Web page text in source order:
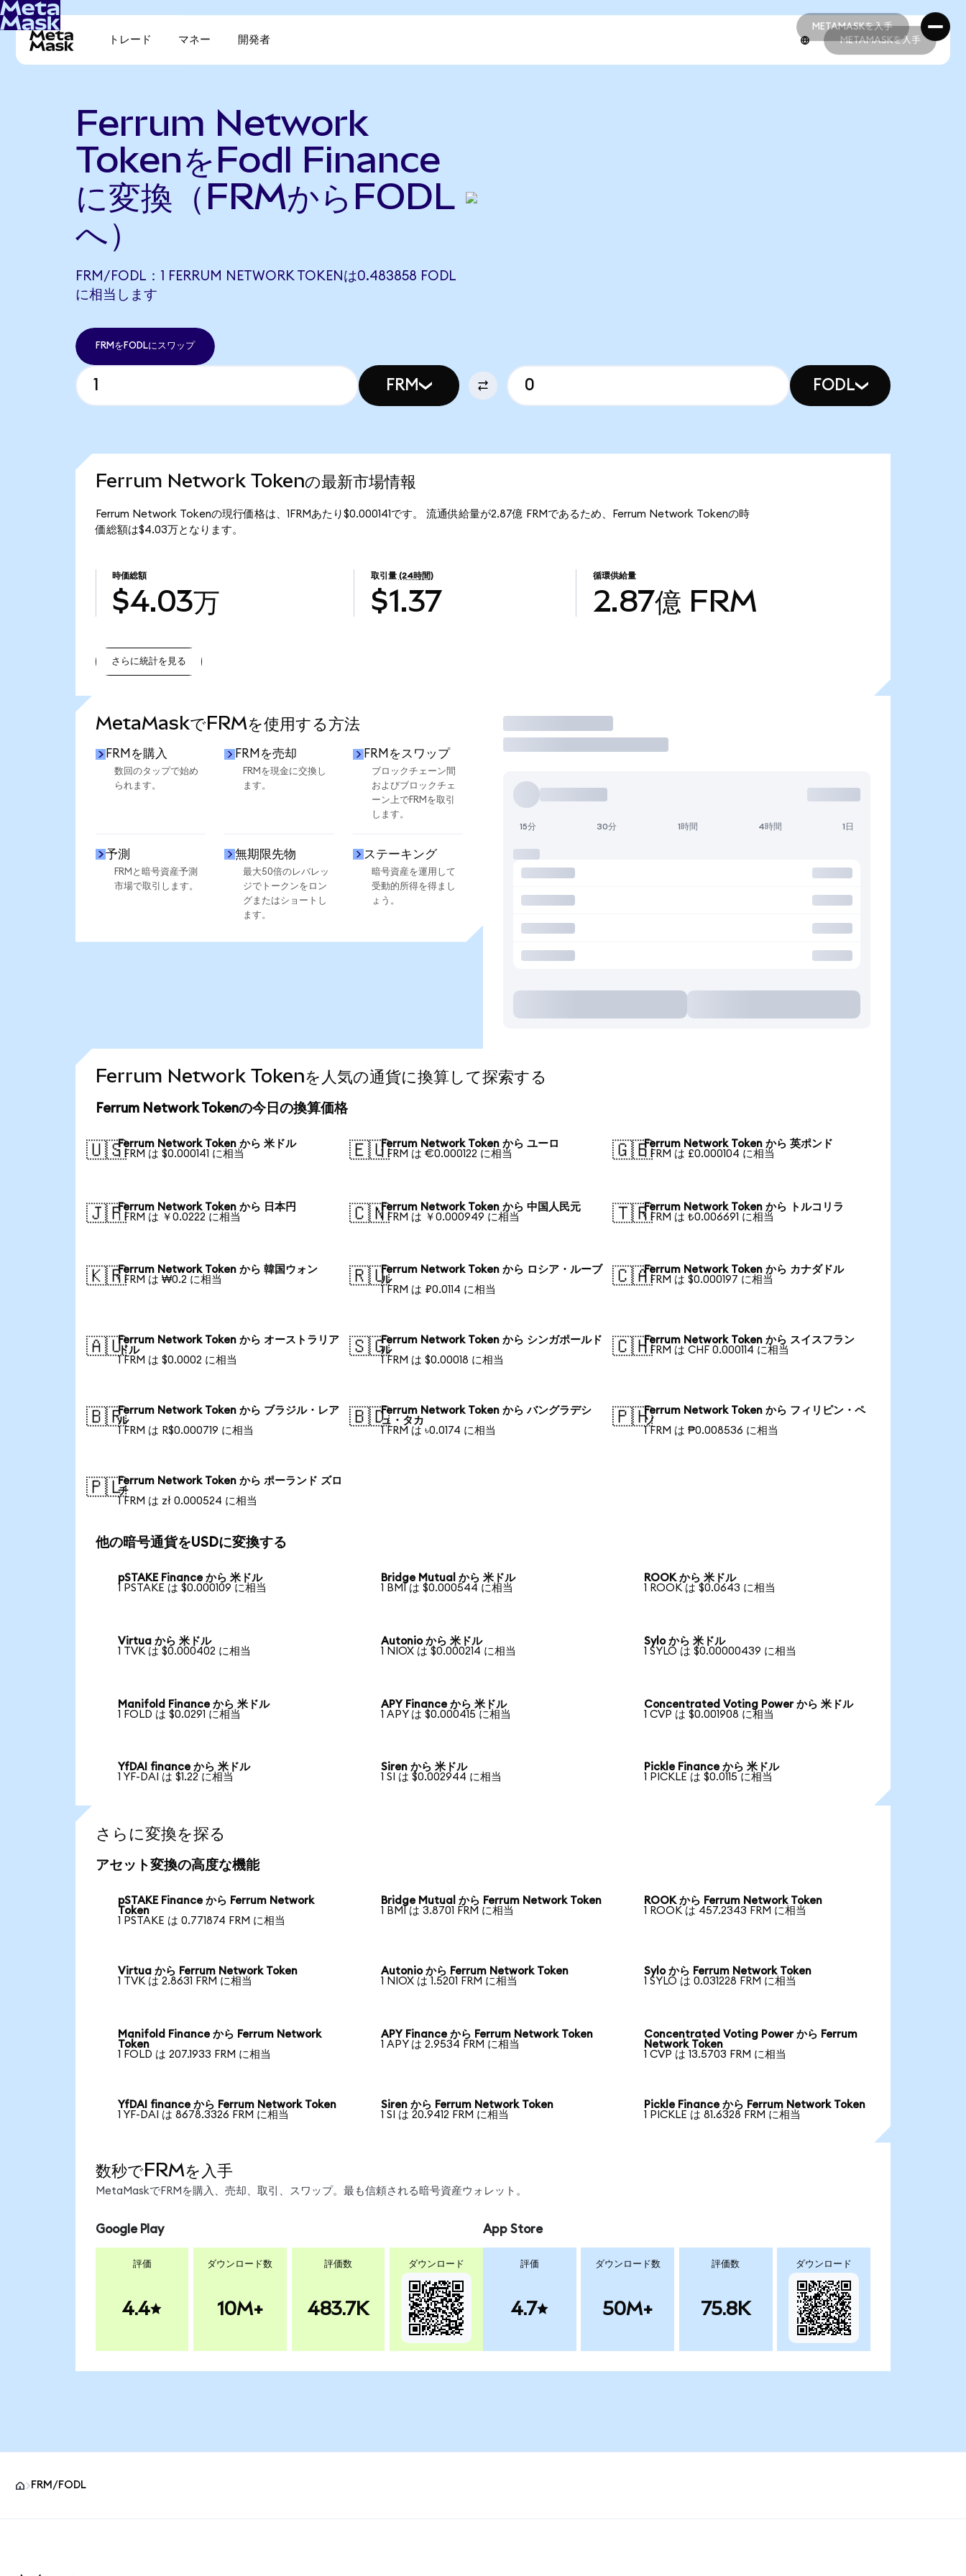
METAMASKを入手
METAMASKを入手
トレード マネー 開発者 METAMASKを入手
Ferrum Network
TokenをFodl Finance
に変換（FRMからFODL
へ）
FRM/FODL：1 FERRUM NETWORK TOKENは0.483858 FODL
に相当します
FRMをFODLにスワップ
FRM FODL
Ferrum Network Tokenの最新市場情報
Ferrum Network Tokenの現行価格は、1FRMあたり$0.000141です。 流通供給量が2.87億 FRMであるため、Ferrum Network Tokenの時
価総額は$4.03万となります。
時価総額
$4.03万
取引量 (24時間)
$1.37
循環供給量
2.87億 FRM
さらに統計を見る
MetaMaskでFRMを使用する方法
FRMを購入
数回のタップで始め
られます。
FRMを売却
FRMを現金に交換し
ます。
FRMをスワップ
ブロックチェーン間
およびブロックチェ
ーン上でFRMを取引
します。
予測
FRMと暗号資産予測
市場で取引します。
無期限先物
最大50倍のレバレッ
ジでトークンをロン
グまたはショートし
ます。
ステーキング
暗号資産を運用して
受動的所得を得まし
ょう。
取引
15分 30分 1時間 4時間 1日
Ferrum Network Tokenを人気の通貨に換算して探索する
Ferrum Network Tokenの今日の換算価格
🇺🇸Ferrum Network Token から 米ドル
1 FRM は $0.000141 に相当
🇪🇺Ferrum Network Token から ユーロ
1 FRM は €0.000122 に相当
🇬🇧Ferrum Network Token から 英ポンド
1 FRM は £0.000104 に相当
🇯🇵Ferrum Network Token から 日本円
1 FRM は ￥0.0222 に相当
🇨🇳Ferrum Network Token から 中国人民元
1 FRM は ￥0.000949 に相当
🇹🇷Ferrum Network Token から トルコリラ
1 FRM は ₺0.006691 に相当
🇰🇷Ferrum Network Token から 韓国ウォン
1 FRM は ₩0.2 に相当
🇷🇺Ferrum Network Token から ロシア・ルーブ
ル
1 FRM は ₽0.0114 に相当
🇨🇦Ferrum Network Token から カナダドル
1 FRM は $0.000197 に相当
🇦🇺Ferrum Network Token から オーストラリア
ドル
1 FRM は $0.0002 に相当
🇸🇬Ferrum Network Token から シンガポールド
ル
1 FRM は $0.00018 に相当
🇨🇭Ferrum Network Token から スイスフラン
1 FRM は CHF 0.000114 に相当
🇧🇷Ferrum Network Token から ブラジル・レア
ル
1 FRM は R$0.000719 に相当
🇧🇩Ferrum Network Token から バングラデシ
ュ・タカ
1 FRM は ৳0.0174 に相当
🇵🇭Ferrum Network Token から フィリピン・ペ
ソ
1 FRM は ₱0.008536 に相当
🇵🇱Ferrum Network Token から ポーランド ズロ
チ
1 FRM は zł 0.000524 に相当
他の暗号通貨をUSDに変換する
pSTAKE Finance から 米ドル
1 PSTAKE は $0.000109 に相当
Bridge Mutual から 米ドル
1 BMI は $0.000544 に相当
ROOK から 米ドル
1 ROOK は $0.0643 に相当
Virtua から 米ドル
1 TVK は $0.000402 に相当
Autonio から 米ドル
1 NIOX は $0.000214 に相当
Sylo から 米ドル
1 SYLO は $0.00000439 に相当
Manifold Finance から 米ドル
1 FOLD は $0.0291 に相当
APY Finance から 米ドル
1 APY は $0.000415 に相当
Concentrated Voting Power から 米ドル
1 CVP は $0.001908 に相当
YfDAI finance から 米ドル
1 YF-DAI は $1.22 に相当
Siren から 米ドル
1 SI は $0.002944 に相当
Pickle Finance から 米ドル
1 PICKLE は $0.0115 に相当
さらに変換を探る
アセット変換の高度な機能
pSTAKE Finance から Ferrum Network
Token
1 PSTAKE は 0.771874 FRM に相当
Bridge Mutual から Ferrum Network Token
1 BMI は 3.8701 FRM に相当
ROOK から Ferrum Network Token
1 ROOK は 457.2343 FRM に相当
Virtua から Ferrum Network Token
1 TVK は 2.8631 FRM に相当
Autonio から Ferrum Network Token
1 NIOX は 1.5201 FRM に相当
Sylo から Ferrum Network Token
1 SYLO は 0.031228 FRM に相当
Manifold Finance から Ferrum Network
Token
1 FOLD は 207.1933 FRM に相当
APY Finance から Ferrum Network Token
1 APY は 2.9534 FRM に相当
Concentrated Voting Power から Ferrum
Network Token
1 CVP は 13.5703 FRM に相当
YfDAI finance から Ferrum Network Token
1 YF-DAI は 8678.3326 FRM に相当
Siren から Ferrum Network Token
1 SI は 20.9412 FRM に相当
Pickle Finance から Ferrum Network Token
1 PICKLE は 81.6328 FRM に相当
数秒でFRMを入手
MetaMaskでFRMを購入、売却、取引、スワップ。最も信頼される暗号資産ウォレット。
Google Play
評価
4.4
ダウンロード数
10M+
評価数
483.7K
ダウンロード
App Store
評価
4.7
ダウンロード数
50M+
評価数
75.8K
ダウンロード
FRM/FODL